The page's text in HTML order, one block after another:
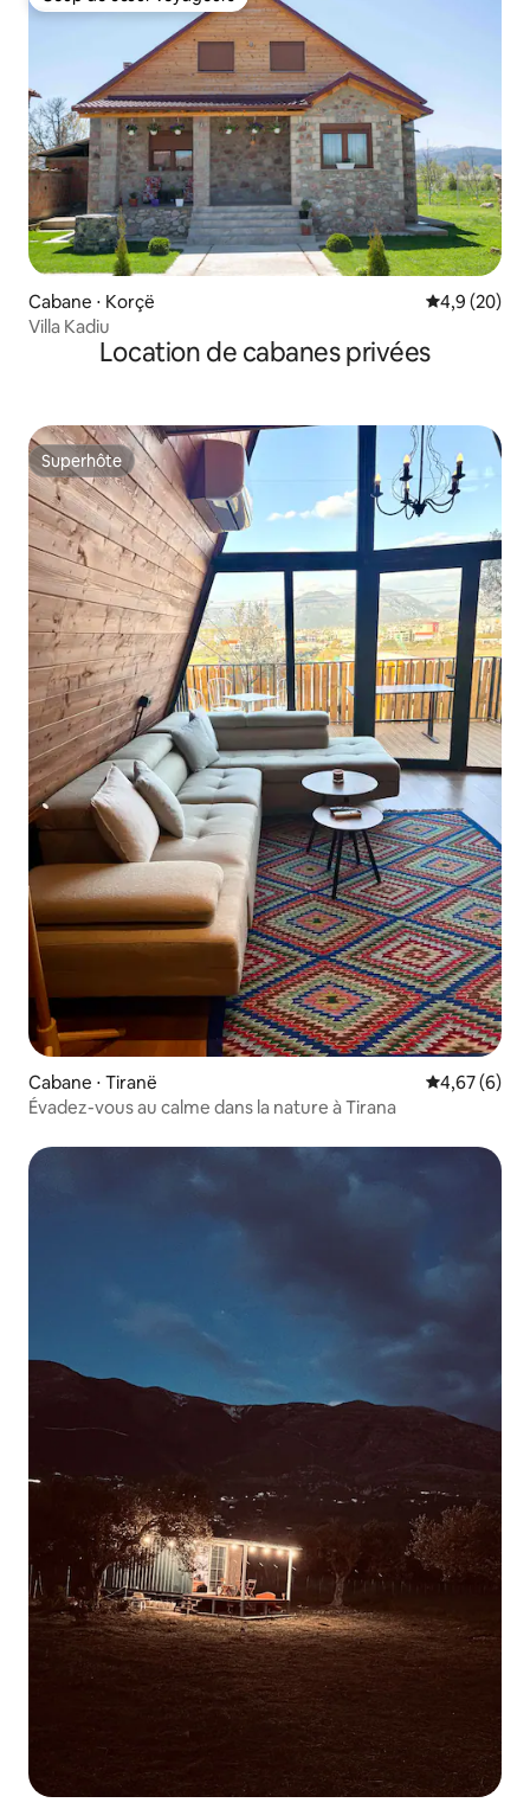
Coup de cœur voyageurs
Cabane ⋅ Korçë Évaluation
4,9 (20)
Villa Kadiu
Location de cabanes privées
Superhôte
Superhôte
Cabane ⋅ Tiranë Évaluation
4,67 (6)
Évadez-vous au calme dans la nature à Tirana